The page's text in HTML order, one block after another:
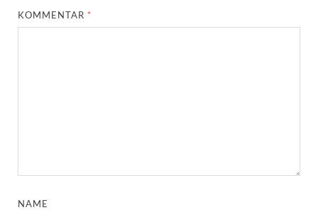
KOMMENTAR *
NAME